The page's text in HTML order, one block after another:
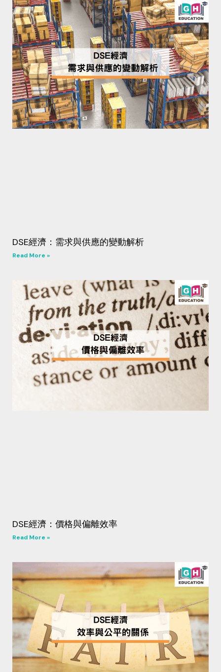
DSE經濟：需求與供應的變動解析
Read More »
DSE經濟：價格與偏離效率
Read More »